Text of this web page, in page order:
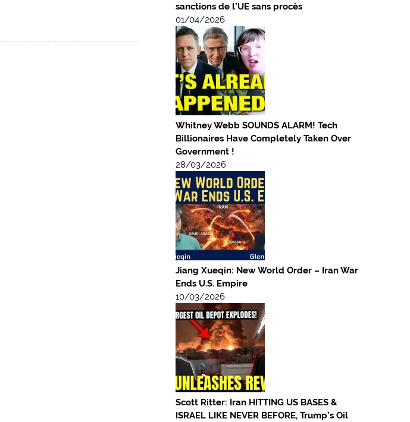
sanctions de l’UE sans procès
01/04/2026
Whitney Webb SOUNDS ALARM! Tech
Billionaires Have Completely Taken Over
Government !
28/03/2026
Jiang Xueqin: New World Order – Iran War
Ends U.S. Empire
10/03/2026
Scott Ritter: Iran HITTING US BASES &
ISRAEL LIKE NEVER BEFORE, Trump’s Oil